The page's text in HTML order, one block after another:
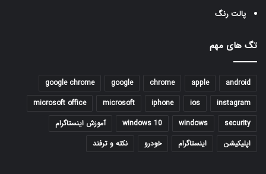
پالت رنگ
تگ های مهم
android
apple
chrome
google
google chrome
instagram
ios
iphone
microsoft
microsoft office
security
windows
windows 10
آموزش اینستاگرام
اپلیکیشن
اینستاگرام خودرو نکته و ترفند